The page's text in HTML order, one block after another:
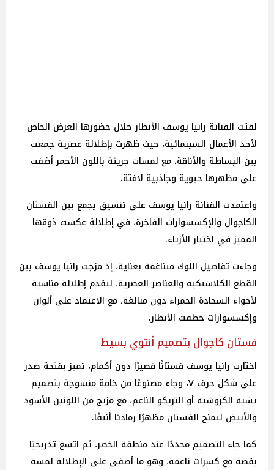
لفتت الفنانة رانيا يوسف الأنظار خلال حضورها العرض الخاص
لأحد الأعمال السينمائية، حيث ظهرت بإطلالة عصرية جمعت
بين البساطة والأناقة، مع لمسات جريئة باللون الأحمر أضفت
على مظهرها حيوية وجاذبية لافتة.
واعتمدت الفنانة رانيا يوسف على تنسيق يجمع بين الفستان
الكاجوال والإكسسوارات الفاخرة، في إطلالة عكست ذوقها
المميز في اختيار الأزياء.
وجاءت تفاصيل اللوك متناغمة بعناية، إذ مزجت رانيا يوسف بين
القطع الكلاسيكية والعناصر العصرية، لتقدم إطلالة مناسبة
لأجواء السجادة الحمراء دون مبالغة، مع الاعتماد على ألوان
وإكسسوارات خطفت الأنظار.
فستان كاجوال بتصميم أنثوي بسيط
اختارت رانيا يوسف فستانًا قصيرًا دون أكمام، تميز بفتحة صدر
على شكل حرف V، وجاء مصنوعًا من خامة منسوجة بتصميم
يشبه الكروشيه أو التريكو الناعم، مع مزيج من اللونين الأسود
والأبيض ليمنح الفستان مظهرًا رماديًا أنيقًا.
كما جاء التصميم محددًا عند منطقة الخصر، ثم اتسع تدريجيًا
بقصة مع كسرات ناعمة، وهو ما أضفى على الإطلالة لمسة